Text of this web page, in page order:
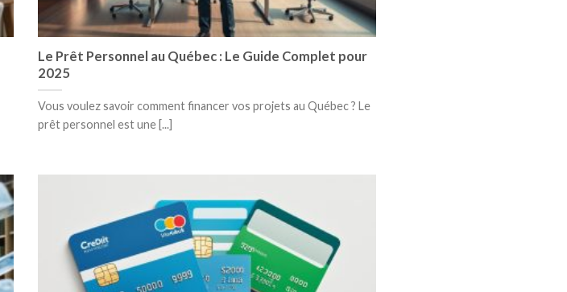
Le Prêt Personnel au Québec : Le Guide Complet pour
2025
Vous voulez savoir comment financer vos projets au Québec ? Le
prêt personnel est une [...]